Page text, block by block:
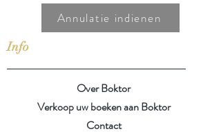
Annulatie indienen
Info
Over Boktor
Verkoop uw boeken aan Boktor
Contact